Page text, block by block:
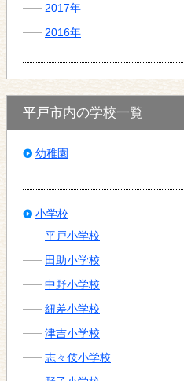
2017年
2016年
平戸市内の学校一覧
幼稚園
小学校
平戸小学校
田助小学校
中野小学校
紐差小学校
津吉小学校
志々伎小学校